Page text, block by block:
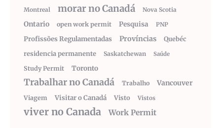
Montreal morar no Canadá Nova Scotia
Ontario open work permit Pesquisa PNP
Profissões Regulamentadas Províncias
Quebéc
residencia permanente
Saskatchewan Saúde
Study Permit Toronto
Trabalhar no Canadá Trabalho Vancouver
Viagem Visitar o Canadá Visto Vistos
viver no Canada Work Permit